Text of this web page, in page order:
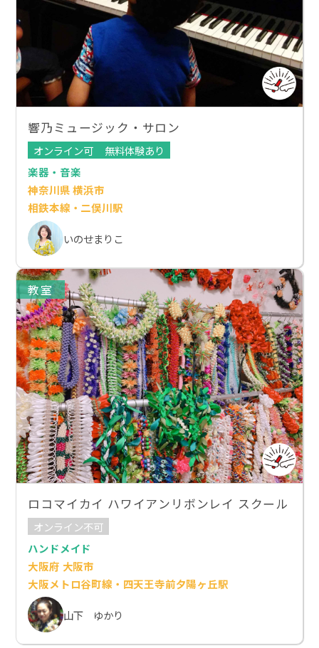
響乃ミュージック・サロン
オンライン可
無料体験あり
楽器・音楽
神奈川県 横浜市
相鉄本線・二俣川駅
いのせまりこ
教室
ロコマイカイ ハワイアンリボンレイ スクール
オンライン不可
ハンドメイド
大阪府 大阪市
大阪メトロ谷町線・四天王寺前夕陽ヶ丘駅
山下 ゆかり